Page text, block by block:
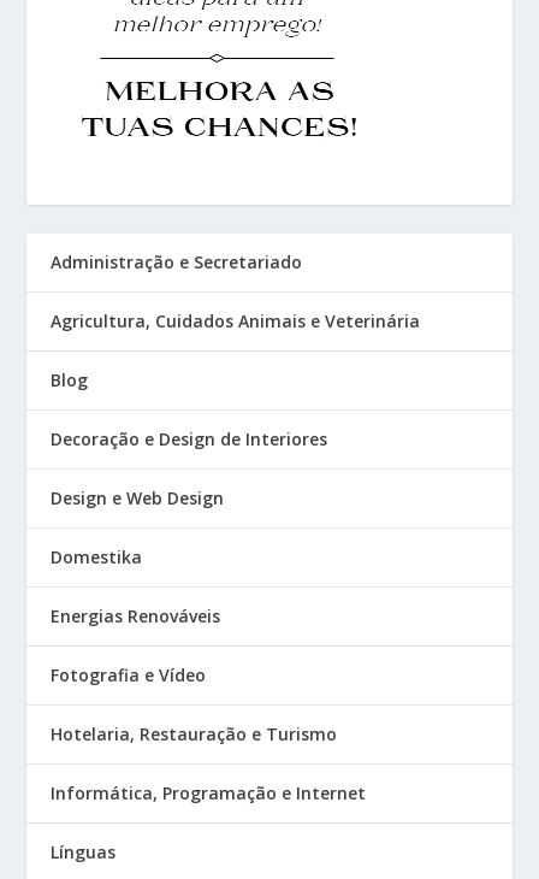
Administração e Secretariado
Agricultura, Cuidados Animais e Veterinária
Blog
Decoração e Design de Interiores
Design e Web Design
Domestika
Energias Renováveis
Fotografia e Vídeo
Hotelaria, Restauração e Turismo
Informática, Programação e Internet
Línguas